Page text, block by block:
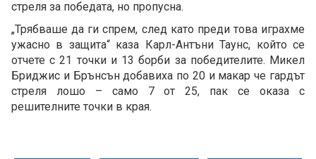
стреля за победата, но пропусна.
„Трябваше да ги спрем, след като преди това играхме
ужасно в защита“ каза Карл-Антъни Таунс, който се
отчете с 21 точки и 13 борби за победителите. Микел
Бриджис и Брънсън добавиха по 20 и макар че гардът
стреля лошо – само 7 от 25, пак се оказа с
решителните точки в края.